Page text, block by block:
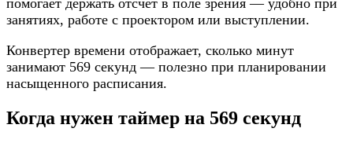
помогает держать отсчет в поле зрения — удобно при
занятиях, работе с проектором или выступлении.
Конвертер времени отображает, сколько минут
занимают 569 секунд — полезно при планировании
насыщенного расписания.
Когда нужен таймер на 569 секунд